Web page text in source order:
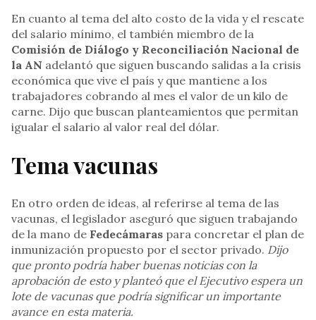
En cuanto al tema del alto costo de la vida y el rescate
del salario mínimo, el también miembro de la
Comisión de Diálogo y Reconciliación Nacional de
la AN adelantó que siguen buscando salidas a la crisis
económica que vive el país y que mantiene a los
trabajadores cobrando al mes el valor de un kilo de
carne. Dijo que buscan planteamientos que permitan
igualar el salario al valor real del dólar.
Tema vacunas
En otro orden de ideas, al referirse al tema de las
vacunas, el legislador aseguró que siguen trabajando
de la mano de Fedecámaras para concretar el plan de
inmunización propuesto por el sector privado. Dijo
que pronto podría haber buenas noticias con la
aprobación de esto y planteó que el Ejecutivo espera un
lote de vacunas que podría significar un importante
avance en esta materia.